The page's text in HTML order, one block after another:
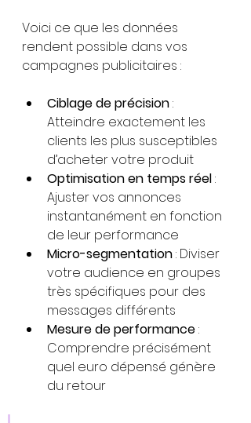
Voici ce que les données
rendent possible dans vos
campagnes publicitaires :
Ciblage de précision :
Atteindre exactement les
clients les plus susceptibles
d’acheter votre produit
Optimisation en temps réel :
Ajuster vos annonces
instantanément en fonction
de leur performance
Micro-segmentation : Diviser
votre audience en groupes
très spécifiques pour des
messages différents
Mesure de performance :
Comprendre précisément
quel euro dépensé génère
du retour